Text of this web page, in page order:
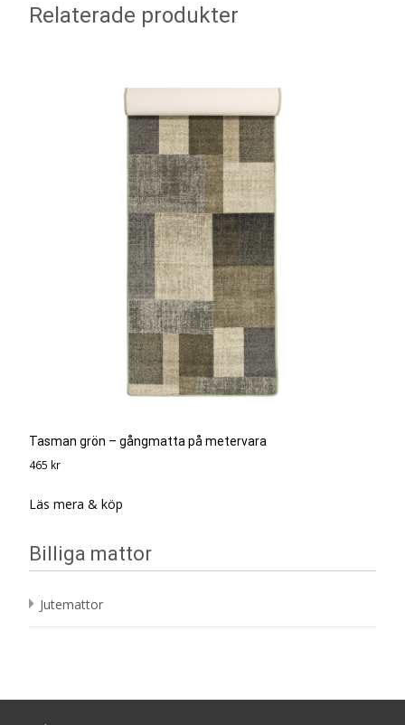
Relaterade produkter
Tasman grön – gångmatta på metervara
465 kr
Läs mera & köp
Billiga mattor
Jutemattor